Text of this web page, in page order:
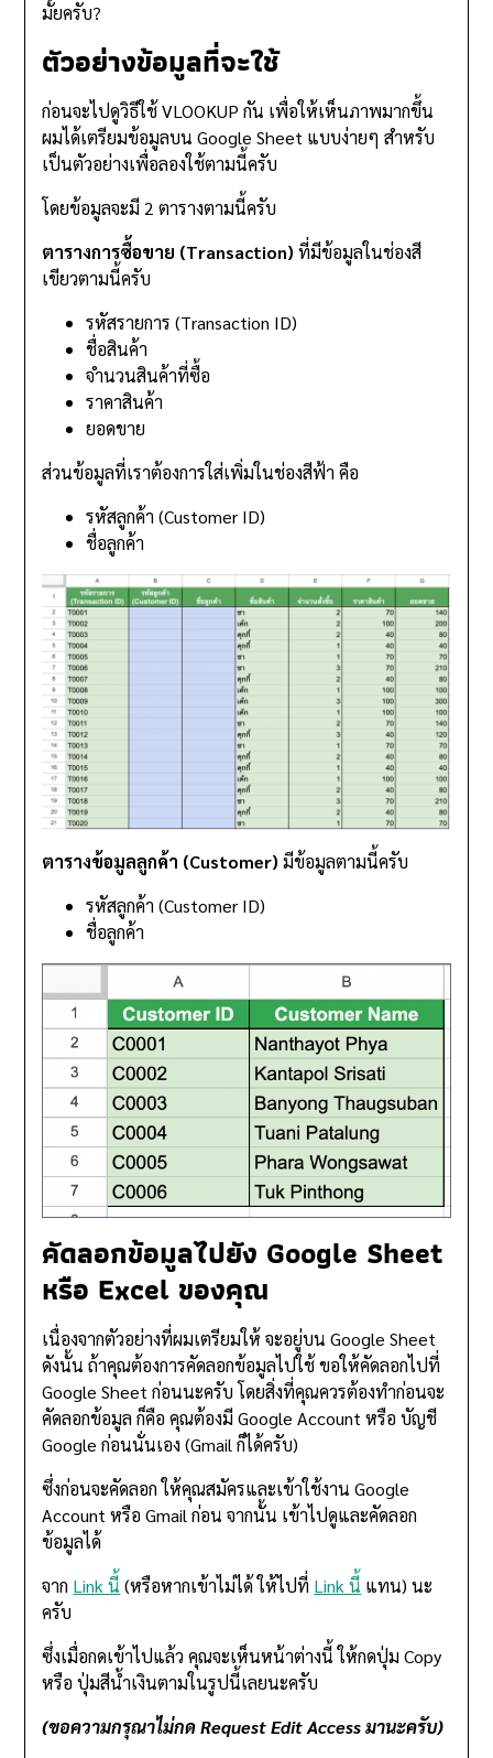
มั้ยครับ?
ตัวอย่างข้อมูลที่จะใช้
ก่อนจะไปดูวิธีใช้ VLOOKUP กัน เพื่อให้เห็นภาพมากขึ้น
ผมได้เตรียมข้อมูลบน Google Sheet แบบง่ายๆ สำหรับ
เป็นตัวอย่างเพื่อลองใช้ตามนี้ครับ
โดยข้อมูลจะมี 2 ตารางตามนี้ครับ
ตารางการซื้อขาย (Transaction)ที่มีข้อมูลในช่องสี
เขียวตามนี้ครับ
รหัสรายการ (Transaction ID)
ชื่อสินค้า
จำนวนสินค้าที่ซื้อ
ราคาสินค้า
ยอดขาย
ส่วนข้อมูลที่เราต้องการใส่เพิ่มในช่องสีฟ้า คือ
รหัสลูกค้า (Customer ID)
ชื่อลูกค้า
ตารางข้อมูลลูกค้า (Customer)มีข้อมูลตามนี้ครับ
รหัสลูกค้า (Customer ID)
ชื่อลูกค้า
คัดลอกข้อมูลไปยัง Google Sheet
หรือ Excel ของคุณ
เนื่องจากตัวอย่างที่ผมเตรียมให้ จะอยู่บน Google Sheet
ดังนั้น ถ้าคุณต้องการคัดลอกข้อมูลไปใช้ ขอให้คัดลอกไปที่
Google Sheet ก่อนนะครับ โดยสิ่งที่คุณควรต้องทำก่อนจะ
คัดลอกข้อมูล ก็คือ คุณต้องมี Google Account หรือ บัญชี
Google ก่อนนั่นเอง (Gmail ก็ได้ครับ)
ซึ่งก่อนจะคัดลอก ให้คุณสมัครและเข้าใช้งาน Google
Account หรือ Gmail ก่อน จากนั้น เข้าไปดูและคัดลอก
ข้อมูลได้
จาก Link นี้ (หรือหากเข้าไม่ได้ ให้ไปที่ Link นี้ แทน) นะ
ครับ
ซึ่งเมื่อกดเข้าไปแล้ว คุณจะเห็นหน้าต่างนี้ ให้กดปุ่ม Copy
หรือ ปุ่มสีน้ำเงินตามในรูปนี้เลยนะครับ
(ขอความกรุณาไม่กด Request Edit Access มานะครับ)